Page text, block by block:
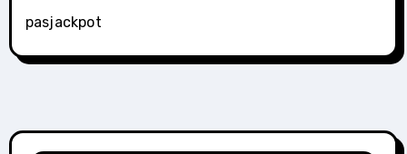
pasjackpot